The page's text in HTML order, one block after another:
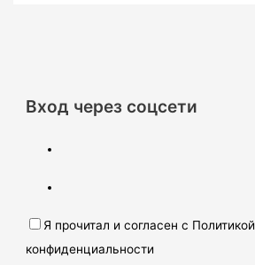
Вход через соцсети
Я прочитал и согласен с Политикой
конфиденциальности